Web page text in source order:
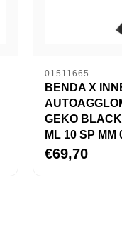
01511665
BENDA X
GEKO
ML 10 SP MM
€69,70